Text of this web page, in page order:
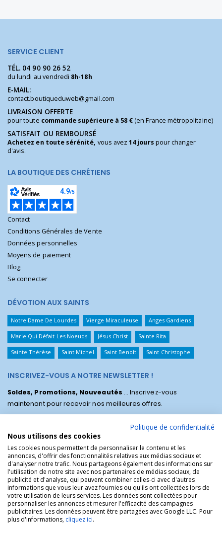
SERVICE CLIENT
TÉL. 04 90 90 26 52
du lundi au vendredi 8h-18h
E-MAIL:
contact.boutiqueduweb@gmail.com
LIVRAISON OFFERTE
pour toute commande supérieure à 58 €(en France métropolitaine)
SATISFAIT OU REMBOURSÉ
Achetez en toute sérénité, vous avez14 jours pour changer
d'avis.
LA BOUTIQUE DES CHRÉTIENS
Contact
Conditions Générales de Vente
Données personnelles
Moyens de paiement
Blog
Se connecter
DÉVOTION AUX SAINTS
Notre Dame De Lourdes Vierge Miraculeuse Anges Gardiens
Marie Qui Défait Les Noeuds Jésus Christ Sainte Rita
Sainte Thérèse Saint Michel Saint Benoît Saint Christophe
INSCRIVEZ-VOUS A NOTRE NEWSLETTER !
Soldes, Promotions, Nouveautés ... Inscrivez-vous
maintenant pour recevoir nos meilleures offres.
La Boutique des Chrétiens © | La boutique religieuse chrétienne de
référence !.
Politique de confidentialité
Nous utilisons des cookies
Les cookies nous permettent de personnaliser le contenu et les
annonces, d'offrir des fonctionnalités relatives aux médias sociaux et
d'analyser notre trafic. Nous partageons également des informations sur
l'utilisation de notre site avec nos partenaires de médias sociaux, de
publicité et d'analyse, qui peuvent combiner celles-ci avec d'autres
informations que vous leur avez fournies ou qu'ils ont collectées lors de
votre utilisation de leurs services. Les données sont collectées pour
personnaliser les annonces et mesurer l'efficacité des campagnes
publicitaires. Les données peuvent être partagées avec Google LLC. Pour
plus d'informations, cliquez ici.